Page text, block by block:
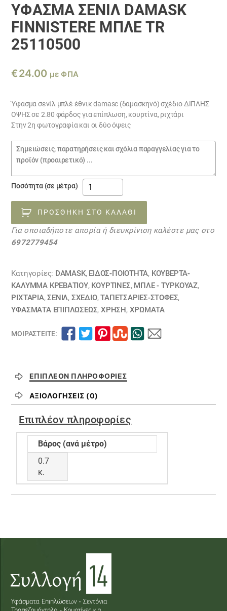
ΎΦΑΣΜΑ ΣΕΝΊΛ DAMASK
FINNISTERE ΜΠΛΈ TR
25110500
€24.00 με ΦΠΑ
Ύφασμα σενίλ μπλέ έθνικ damasc (δαμασκηνό) σχέδιο ΔΙΠΛΗΣ
ΟΨΗΣ σε 2.80 φάρδος για επίπλωση, κουρτίνα, ριχτάρι
Στην 2η φωτογραφία και οι δύο όψεις
Σημειώσεις
παραγγελίας
Ποσότητα (σε μέτρα)
ύφασμα
σενίλ
DAMASK
FINNISTERE
μπλέ
ποσότητα
ΠΡΟΣΘΉΚΗ ΣΤΟ ΚΑΛΆΘΙ
Για οποιαδήποτε απορία ή διευκρίνιση καλέστε μας στο
6972779454
Κατηγορίες: DAMASK, ΕΙΔΟΣ-ΠΟΙΟΤΗΤΑ, ΚΟΥΒΈΡΤΑ-
ΚΆΛΥΜΜΑ ΚΡΕΒΑΤΙΟΎ, ΚΟΥΡΤΊΝΕΣ, ΜΠΛΕ - ΤΥΡΚΟΥΑΖ,
ΡΙΧΤΆΡΙΑ,ΣΕΝΊΛ, ΣΧΕΔΙΟ,ΤΑΠΕΤΣΑΡΙΕΣ-ΣΤΟΦΕΣ,
ΥΦΆΣΜΑΤΑ ΕΠΙΠΛΏΣΕΩΣ, ΧΡΗΣΗ , ΧΡΏΜΑΤΑ
ΜΟΙΡΑΣΤΕΊΤΕ:
ΕΠΙΠΛΈΟΝ ΠΛΗΡΟΦΟΡΊΕΣ
ΑΞΙΟΛΟΓΉΣΕΙΣ (0)
Επιπλέον πληροφορίες
Βάρος (ανά μέτρο)
0.7
κ.